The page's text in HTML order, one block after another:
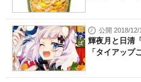
公開 2018/12/
輝夜月と日清
「タイアップ